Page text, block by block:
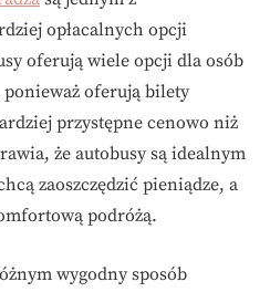
opłacalnych opcji
oferują wiele opcji dla osób
oferują bilety
przystępne cenowo niż
że autobusy są idealnym
zaoszczędzić pieniądze, a
podróżą.
wygodny sposób